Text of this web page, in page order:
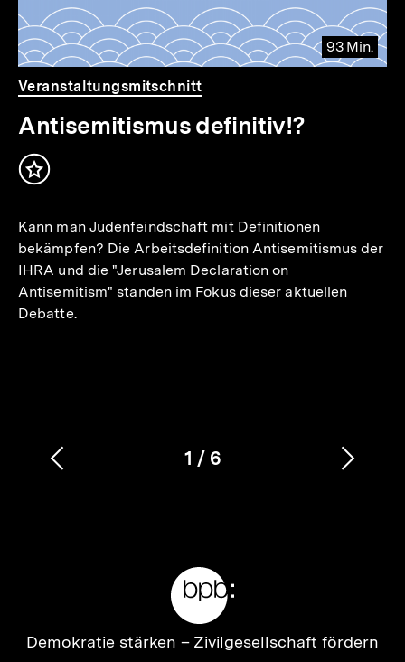
93 Min.
Video
Dauer
93
Min.
Veranstaltungsmitschnitt
Antisemitismus definitiv!?
Inhalt
Kann man Judenfeindschaft mit Definitionen
bekämpfen? Die Arbeitsdefinition Antisemitismus der
IHRA und die "Jerusalem Declaration on
Antisemitism" standen im Fokus dieser aktuellen
Debatte.
Karussellinhalt
1
von
/ 6
Vorherigen
Zur
Demokratie stärken – Zivilgesellschaft fördern